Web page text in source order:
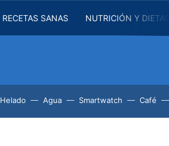
RECETAS SANAS NUTRICIÓN Y
Helado Agua Smartwatch Café